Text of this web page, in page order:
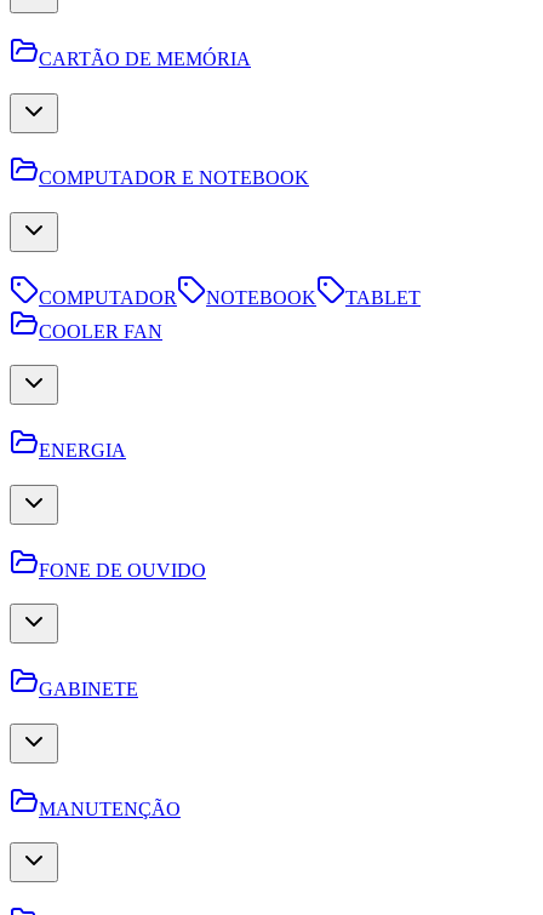
CARTÃO DE MEMÓRIA
COMPUTADOR E NOTEBOOK
COMPUTADOR NOTEBOOK
TABLET
COOLER FAN
ENERGIA
FONE DE OUVIDO
GABINETE
MANUTENÇÃO